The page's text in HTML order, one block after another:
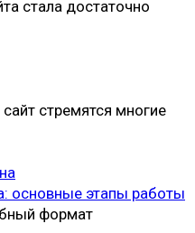
стала достаточно
стремятся многие
основные этапы работы
формат